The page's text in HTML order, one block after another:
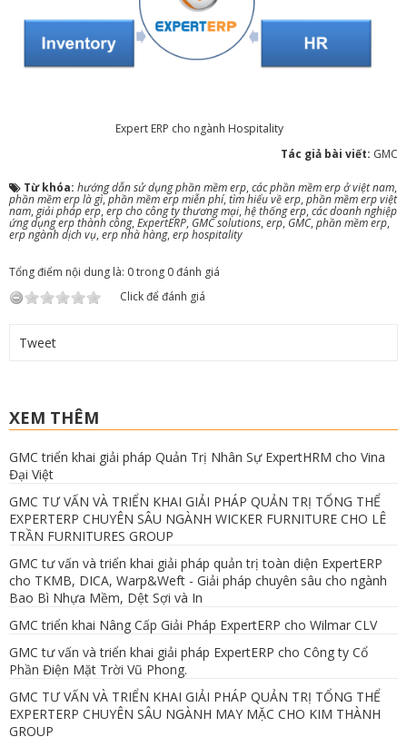
Expert ERP cho ngành Hospitality
Tác giả bài viết: GMC
Từ khóa: hướng dẫn sử dụng phần mềm erp, các phần mềm erp ở việt nam,
phần mềm erp là gì,phần mềm erp miễn phí, tìm hiểu về erp, phần mềm erp việt
nam, giải pháp erp, erp cho công ty thương mại, hệ thống erp, các doanh nghiệp
ứng dụng erp thành công, ExpertERP, GMC solutions, erp,GMC, phần mềm erp,
erp ngành dịch vụ, erp nhà hàng, erp hospitality
Tổng điểm nội dung là: 0 trong 0 đánh giá
Click để đánh giá
Tweet
XEM THÊM
GMC triển khai giải pháp Quản Trị Nhân Sự ExpertHRM cho Vina
Đại Việt
GMC TƯ VẤN VÀ TRIỂN KHAI GIẢI PHÁP QUẢN TRỊ TỔNG THỂ
EXPERTERP CHUYÊN SÂU NGÀNH WICKER FURNITURE CHO LÊ
TRẦN FURNITURES GROUP
GMC tư vấn và triển khai giải pháp quản trị toàn diện ExpertERP
cho TKMB, DICA, Warp&Weft - Giải pháp chuyên sâu cho ngành
Bao Bì Nhựa Mềm, Dệt Sợi và In
GMC triển khai Nâng Cấp Giải Pháp ExpertERP cho Wilmar CLV
GMC tư vấn và triển khai giải pháp ExpertERP cho Công ty Cổ
Phần Điện Mặt Trời Vũ Phong.
GMC TƯ VẤN VÀ TRIỂN KHAI GIẢI PHÁP QUẢN TRỊ TỔNG THỂ
EXPERTERP CHUYÊN SÂU NGÀNH MAY MẶC CHO KIM THÀNH
GROUP